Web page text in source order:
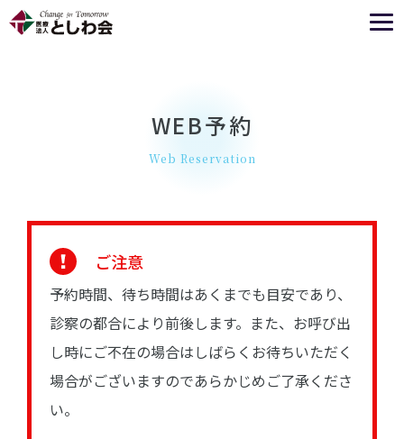
WEB予約
Web Reservation
ご注意
予約時間、待ち時間はあくまでも目安であり、
診察の都合により前後します。また、お呼び出
し時にご不在の場合はしばらくお待ちいただく
場合がございますのであらかじめご了承くださ
い。